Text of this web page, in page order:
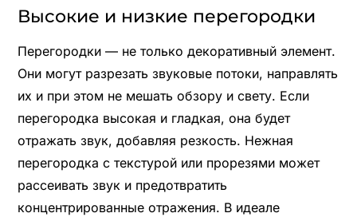
Высокие и низкие перегородки
Перегородки — не только декоративный элемент.
Они могут разрезать звуковые потоки, направлять
их и при этом не мешать обзору и свету. Если
перегородка высокая и гладкая, она будет
отражать звук, добавляя резкость. Нежная
перегородка с текстурой или прорезями может
рассеивать звук и предотвратить
концентрированные отражения. В идеале